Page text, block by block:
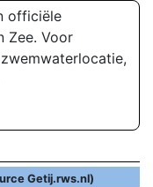
officiële
Zee. Voor
Getij.rws.nl)